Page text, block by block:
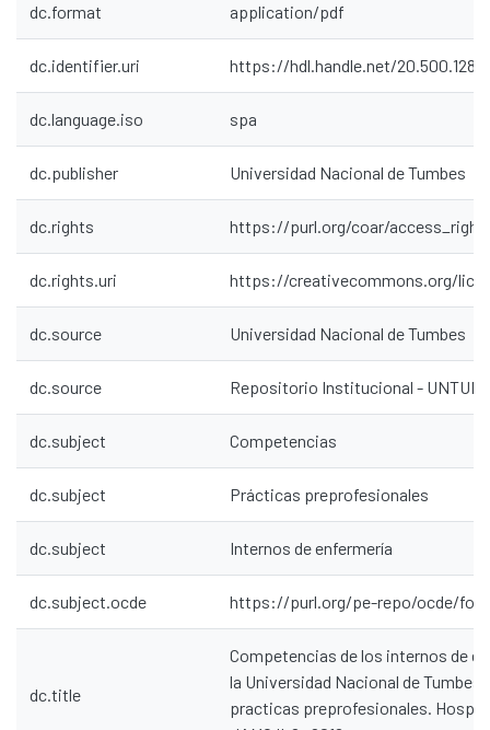
dc.format application/pdf
dc.identifier.uri https://hdl.handle.net/
dc.language.iso spa
dc.publisher Universidad Nacional de Tumbes
dc.rights https://purl.org/coar/
dc.rights.uri https://creativecommons.org/
dc.source Universidad Nacional de Tumbes
dc.source Repositorio Institucional -
dc.subject Competencias
dc.subject Prácticas preprofesionales
dc.subject Internos de enfermería
dc.subject.ocde https://purl.org/pe-repo/ocde/
dc.title
Competencias de los internos de
la Universidad Nacional de Tumbes
practicas preprofesionales.